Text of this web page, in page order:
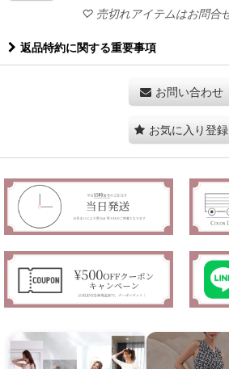
返品特約に関する重要事項
お問い合わせ
お気に入り登録